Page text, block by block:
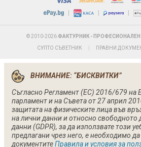
| | |
© 2010-2026 ФАКТУРНИК -
СУПТО СЪВЕТНИК ПРАВНИ
ВНИМАНИЕ: “БИСКВИТКИ”
Съгласно Регламент (ЕС) 2016/679 на
парламент и на Съвета от 27 април
защитата на физическите лица във
на лични данни и относно свободното
данни (GDPR), за да използвате този
предлагани чрез него, е необходимо да
документитеПравила и условия за